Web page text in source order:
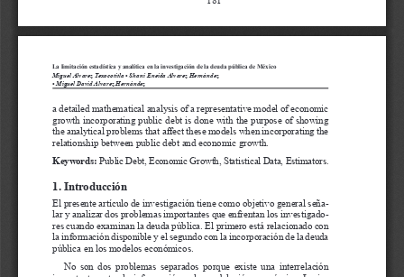
La limitación estadística y analítica en la investigación de la deuda pública de México
Miguel Alvarez Texocotitla • Shaní Eneida Alvarez Hernández
• Miguel David Alvarez Hernández
a detailed mathematical analysis of a representative model of economic
growth incorporating public debt is done with the purpose of showing
the analytical problems that affect these models when incorporating the
relationship between public debt and economic growth.
Keywords: Public Debt, Economic Growth, Statistical Data, Estimators.
1. Introducción
El presente artículo de investigación tiene como objetivo general seña-
lar y analizar dos problemas importantes que enfrentan los investigado-
res cuando examinan la deuda pública. El primero está relacionado con
la información disponible y el segundo con la incorporación de la deuda
pública en los modelos económicos.
No  son  dos  problemas  separados  porque  existe  una  interrelación